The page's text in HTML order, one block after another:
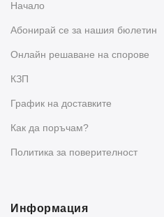
Начало
Абонирай се за нашия бюлетин
Oнлайн решаване на спорове
КЗП
График на доставките
Как да поръчам?
Политика за поверителност
Информация